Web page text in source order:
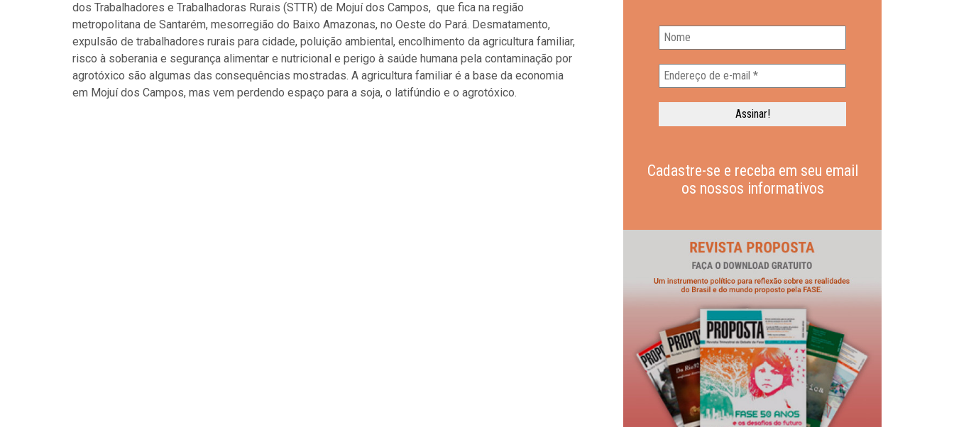
dos Trabalhadores e Trabalhadoras Rurais (STTR) de Mojuí dos Campos, que fica na região
metropolitana de Santarém, mesorregião do Baixo Amazonas, no Oeste do Pará. Desmatamento,
expulsão de trabalhadores rurais para cidade, poluição ambiental, encolhimento da agricultura familiar,
risco à soberania e segurança alimentar e nutricional e perigo à saúde humana pela contaminação por
agrotóxico são algumas das consequências mostradas. A agricultura familiar é a base da economia
em Mojuí dos Campos, mas vem perdendo espaço para a soja, o latifúndio e o agrotóxico.
Cadastre-se e receba em seu email
os nossos informativos